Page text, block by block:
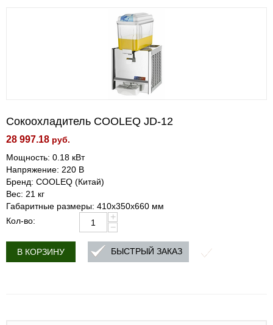
Сокоохладитель COOLEQ JD-12
28 997.18 руб.
Мощность: 0.18 кВт
Напряжение: 220 В
Бренд: COOLEQ (Китай)
Вес: 21 кг
Габаритные размеры: 410х350х660 мм
Кол-во:
+
−
В КОРЗИНУ БЫСТРЫЙ ЗАКАЗ